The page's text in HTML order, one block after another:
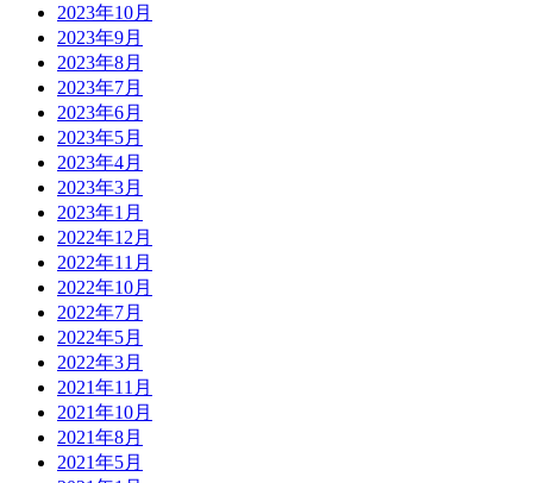
2023年10月
2023年9月
2023年8月
2023年7月
2023年6月
2023年5月
2023年4月
2023年3月
2023年1月
2022年12月
2022年11月
2022年10月
2022年7月
2022年5月
2022年3月
2021年11月
2021年10月
2021年8月
2021年5月